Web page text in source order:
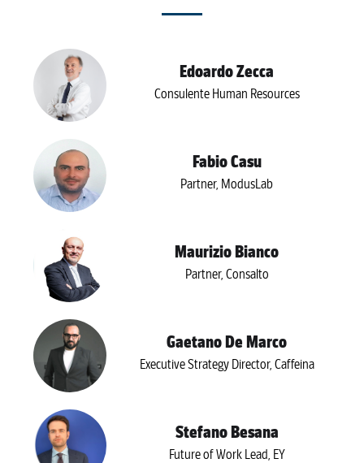
Edoardo Zecca
Consulente Human Resources
Fabio Casu
Partner, ModusLab
Maurizio Bianco
Partner, Consalto
Gaetano De Marco
Executive Strategy Director, Caffeina
Stefano Besana
Future of Work Lead, EY